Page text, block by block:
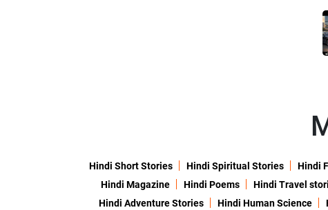
Hindi Short Stories Hindi Spiritual Stories Hindi
Hindi Magazine
Hindi Poems Hindi Travel
Hindi Adventure Stories
Hindi Human Science